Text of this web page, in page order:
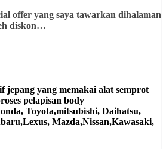
offer yang saya tawarkan dihalaman
diskon…
jepang yang memakai alat semprot
pelapisan body
Toyota,mitsubishi, Daihatsu,
Mazda,Nissan,Kawasaki,